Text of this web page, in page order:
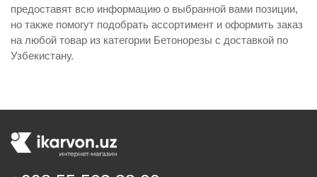
предоставят всю информацию о выбранной вами позиции,
но также помогут подобрать ассортимент и оформить заказ
на любой товар из категории Бетонорезы с доставкой по
Узбекистану.